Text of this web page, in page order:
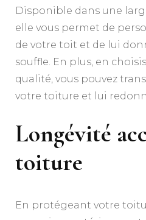
Disponible dans une
elle vous permet de
de votre toit et de lui
souffle. En plus, en
qualité, vous pouvez
votre toiture et lui
Longévité
toiture
En protégeant votre